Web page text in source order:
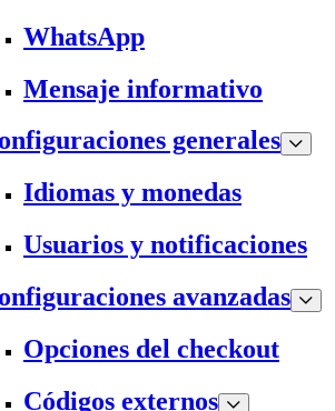
WhatsApp
Mensaje informativo
generales
Idiomas y monedas
Usuarios y notificaciones
avanzadas
Opciones del checkout
Códigos externos